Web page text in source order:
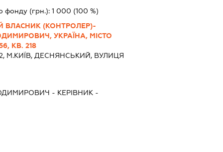
фонду (грн.): 1 000 (100 %)
ВЛАСНИК (КОНТРОЛЕР)-
УКРАЇНА, МІСТО
КВ. 218
М.КИЇВ, ДЕСНЯНСЬКИЙ, ВУЛИЦЯ
- КЕРІВНИК-